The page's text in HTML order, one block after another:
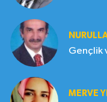
MERVE